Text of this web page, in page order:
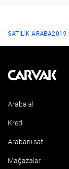
SATILIK ARABA2019
Kavak
Araba al
Kredi
Arabanı sat
Mağazalar